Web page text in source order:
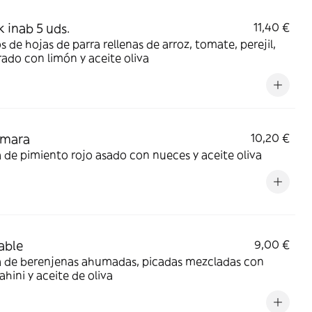
inab 5 uds.
11,40 €
de hojas de parra rellenas de arroz, tomate, perejil,
con limón y aceite oliva
10,20 €
de pimiento rojo asado con nueces y aceite oliva
9,00 €
de berenjenas ahumadas, picadas mezcladas con
y aceite de oliva